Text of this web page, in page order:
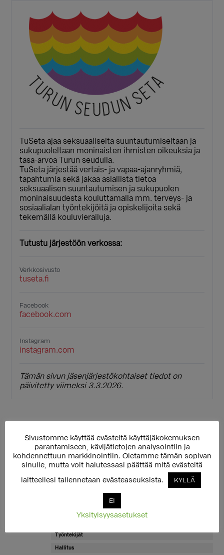
TuSeta ajaa seksuaaliselta suuntautumiseltaan ja
sukupuoleltaan moninaisten ihmisten oikeuksia ja
tasa-arvoa Turun seudulla.
TuSeta järjestää vertais- ja vapaa-ajanryhmiä,
tapahtumia sekä jakaa asiallista tietoa
seksuaalisen suuntautumisen ja sukupuolen
moninaisuudesta kouluttamalla mm. terveys- ja
sosiaalialan työntekijöitä ja opiskelijoita sekä
tekemällä kouluvierailuja.
Tutustu järjestöön verkossa:
Verkkosivusto
tuseta.fi
Facebook
facebook.com
Instagram
instagram.com
Tämän sivun jäsenjärjestökohtaiset tiedot on
päivitetty viimeksi 3.3.2026.
Ensisijainen
sivupalkki
◄Takaisin ylätason sivulle
Työntekijät
Hallitus
Sivustomme käyttää evästeitä käyttäjäkokemuksen
parantamiseen, kävijätietojen analysointiin ja
kohdennettuun markkinointiin. Oletamme tämän sopivan
sinulle, mutta voit halutessasi päättää mitä evästeitä
laitteellesi tallennetaan evästeaseuksista.
KYLLÄ
EI
Yksityisyysasetukset